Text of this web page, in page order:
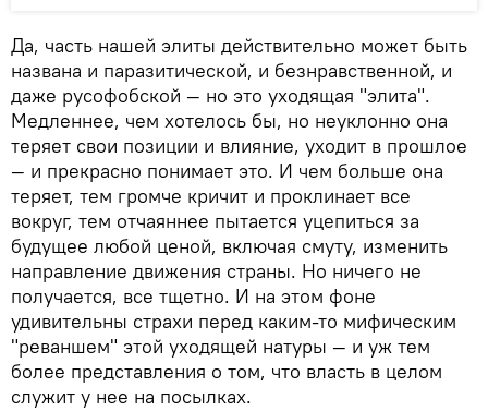
Да, часть нашей элиты действительно может быть
названа и паразитической, и безнравственной, и
даже русофобской — но это уходящая "элита".
Медленнее, чем хотелось бы, но неуклонно она
теряет свои позиции и влияние, уходит в прошлое
— и прекрасно понимает это. И чем больше она
теряет, тем громче кричит и проклинает все
вокруг, тем отчаяннее пытается уцепиться за
будущее любой ценой, включая смуту, изменить
направление движения страны. Но ничего не
получается, все тщетно. И на этом фоне
удивительны страхи перед каким-то мифическим
"реваншем" этой уходящей натуры — и уж тем
более представления о том, что власть в целом
служит у нее на посылках.